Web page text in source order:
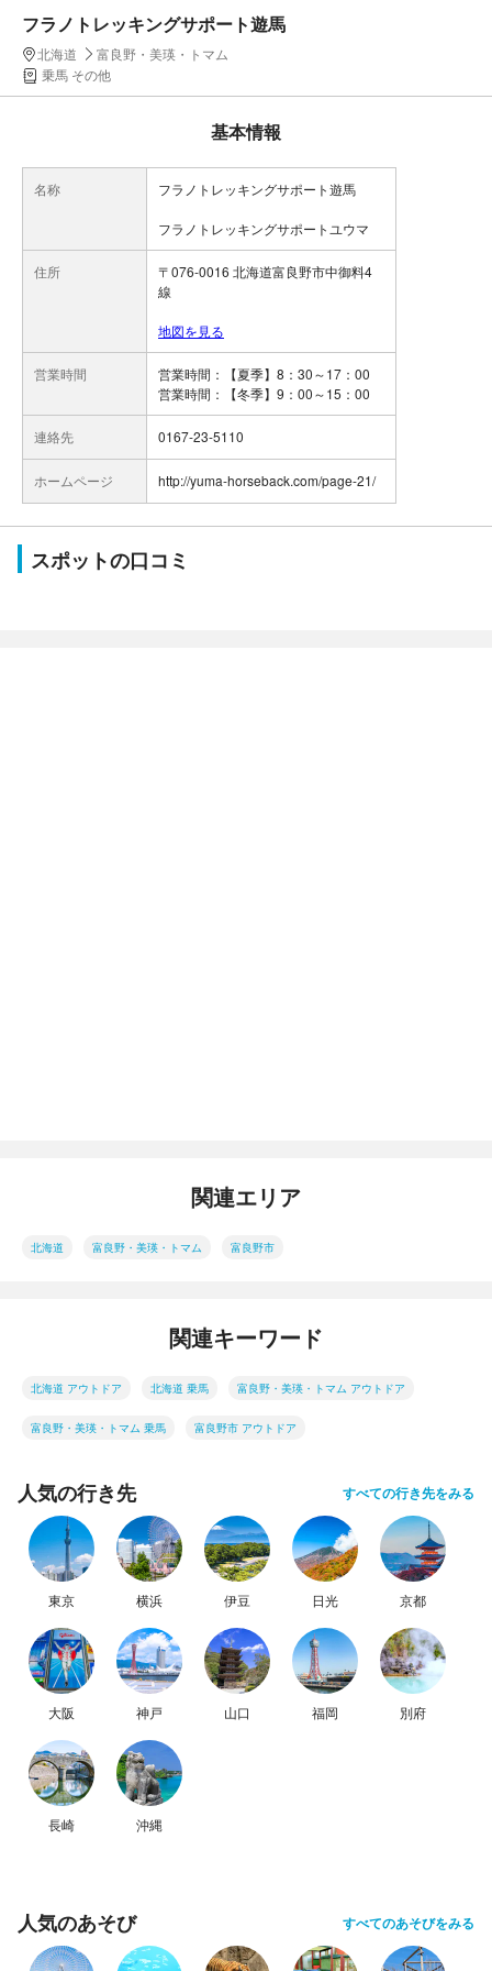
フラノトレッキングサポート遊馬
北海道
富良野・美瑛・トマム
乗馬 その他
基本情報
名称 フラノトレッキングサポート遊馬
フラノトレッキングサポートユウマ
住所
〒076-0016 北海道富良野市中御料4
線
地図を見る
営業時間
営業時間：【夏季】8：30～17：00
連絡先 0167-23-5110
ホームページ http://yuma-horseback.com/page-21/
スポットの口コミ
関連エリア
北海道 富良野・美瑛・トマム 富良野市
関連キーワード
北海道 アウトドア 北海道 乗馬 富良野・美瑛・トマム アウトドア
富良野・美瑛・トマム 乗馬 富良野市 アウトドア
人気の行き先 すべての行き先をみる
東京 横浜 伊豆 日光 京都
大阪 神戸 山口 福岡 別府
長崎 沖縄
人気のあそび すべてのあそびをみる